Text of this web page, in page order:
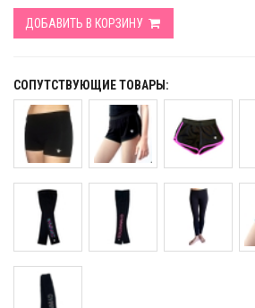
ДОБАВИТЬ В КОРЗИНУ
СОПУТСТВУЮЩИЕ ТОВАРЫ: